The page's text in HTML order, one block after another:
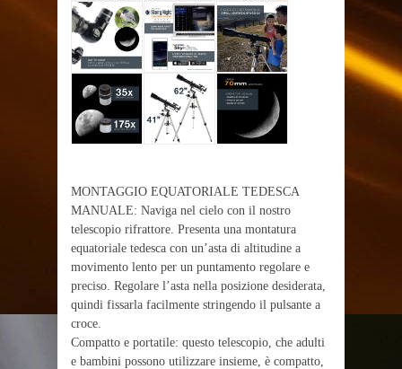
MONTAGGIO EQUATORIALE TEDESCA
MANUALE: Naviga nel cielo con il nostro
telescopio rifrattore. Presenta una montatura
equatoriale tedesca con un’asta di altitudine a
movimento lento per un puntamento regolare e
preciso. Regolare l’asta nella posizione desiderata,
quindi fissarla facilmente stringendo il pulsante a
croce.
Compatto e portatile: questo telescopio, che adulti
e bambini possono utilizzare insieme, è compatto,